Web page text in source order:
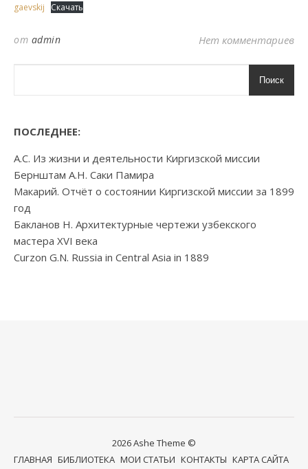
gaevskij Скачать
от admin Нет комментариев
Поиск
ПОСЛЕДНЕЕ:
А.С. Из жизни и деятельности Киргизской миссии
Бернштам А.Н. Саки Памира
Макарий. Отчёт о состоянии Киргизской миссии за 1899
год
Бакланов Н. Архитектурные чертежи узбекского
мастера XVI века
Curzon G.N. Russia in Central Asia in 1889
2026 Ashe Theme ©
ГЛАВНАЯ БИБЛИОТЕКА МОИ СТАТЬИ КОНТАКТЫ КАРТА САЙТА